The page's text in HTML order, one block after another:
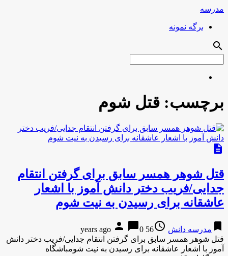
مدرسه
برگه نمونه
search
برچسب: قتل شوم
description
قتل شوهر همسر سابق برای گرفتن انتقام
جدایی/فریب دختر دانش آموز با اشعار
عاشقانه برای رسیدن به نیت شوم
bookmark مدرسه دانش access_time
56 years ago
person chat_bubble0
قتل شوهر همسر سابق برای گرفتن انتقام جدایی/فریب دختر دانش
آموز با اشعار عاشقانه برای رسیدن به نیت شومباشگاه